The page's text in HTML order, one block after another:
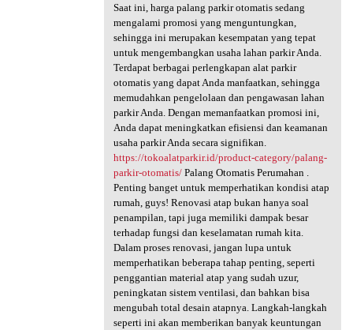
Saat ini, harga palang parkir otomatis sedang
mengalami promosi yang menguntungkan,
sehingga ini merupakan kesempatan yang tepat
untuk mengembangkan usaha lahan parkir Anda.
Terdapat berbagai perlengkapan alat parkir
otomatis yang dapat Anda manfaatkan, sehingga
memudahkan pengelolaan dan pengawasan lahan
parkir Anda. Dengan memanfaatkan promosi ini,
Anda dapat meningkatkan efisiensi dan keamanan
usaha parkir Anda secara signifikan.
https://tokoalatparkir.id/product-category/palang-
parkir-otomatis/Palang Otomatis Perumahan .
Penting banget untuk memperhatikan kondisi atap
rumah, guys! Renovasi atap bukan hanya soal
penampilan, tapi juga memiliki dampak besar
terhadap fungsi dan keselamatan rumah kita.
Dalam proses renovasi, jangan lupa untuk
memperhatikan beberapa tahap penting, seperti
penggantian material atap yang sudah uzur,
peningkatan sistem ventilasi, dan bahkan bisa
mengubah total desain atapnya. Langkah-langkah
seperti ini akan memberikan banyak keuntungan